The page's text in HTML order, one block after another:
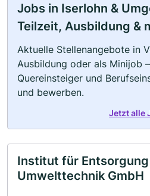
Jobs in Iserlohn &
Teilzeit, Ausbildung &
Aktuelle Stellenangebote in
Ausbildung oder als Minijob
Quereinsteiger und
und bewerben.
Jetzt alle
Institut für
Umwelttechnik GmbH